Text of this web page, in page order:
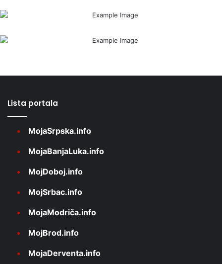
Lista portala
MojaSrpska.info
MojaBanjaLuka.info
MojDoboj.info
MojSrbac.info
MojaModriča.info
MojBrod.info
MojaDerventa.info